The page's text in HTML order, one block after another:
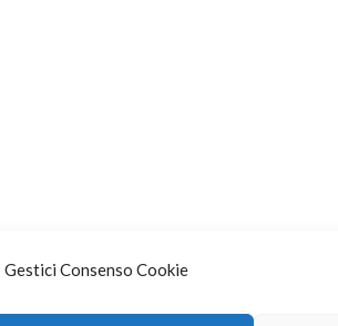
Gestici Consenso Cookie